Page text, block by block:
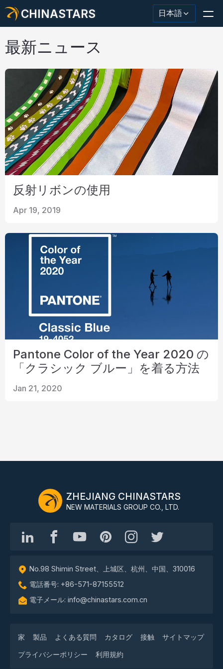
CHINASTARS 日本語
反射材・テープ
ファッション反射生地
安全服
暗闇で光る素材
工業用ウォッシュトリム
CHINASTARS について
カタログ
最新ニュース
反射リボンの使用
Apr 19, 2019
Pantone Color of the Year 2020 の
「クラシック ブルー」を着る方法
Jan 21, 2020
ZHEJIANG CHINASTARS
NEW MATERIALS GROUP CO., LTD.
No.98 Shimin Street、上城区、杭州、中国、310016
電話番号: +86-571-87155512
電子メール: info@chinastars.com.cn
家 製品 よくある質問 カタログ 接触 サイトマップ
プライバシーポリシー 利用規約